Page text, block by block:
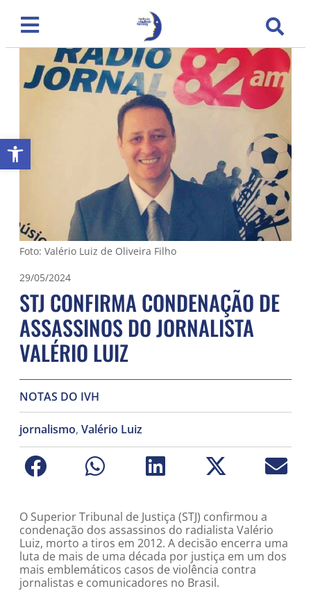
Abrir a barra de ferramentas
Foto: Valério Luiz de Oliveira Filho
29/05/2024
STJ CONFIRMA CONDENAÇÃO DE
ASSASSINOS DO JORNALISTA
VALÉRIO LUIZ
NOTAS DO IVH
jornalismo, Valério Luiz
O Superior Tribunal de Justiça (STJ) confirmou a
condenação dos assassinos do radialista Valério
Luiz, morto a tiros em 2012. A decisão encerra uma
luta de mais de uma década por justiça em um dos
mais emblemáticos casos de violência contra
jornalistas e comunicadores no Brasil.